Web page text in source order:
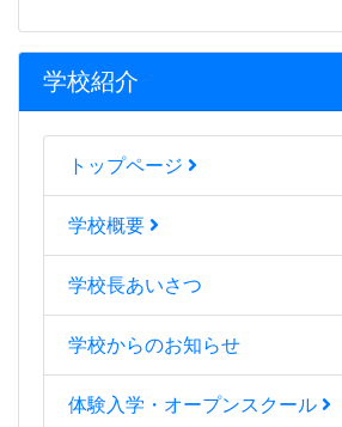
学校紹介
トップページ
学校概要
学校長あいさつ
学校からのお知らせ
体験入学・オープンスクール